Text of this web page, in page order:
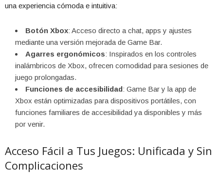
una experiencia cómoda e intuitiva:
Botón Xbox: Acceso directo a chat, apps y ajustes
mediante una versión mejorada de Game Bar.
Agarres ergonómicos: Inspirados en los controles
inalámbricos de Xbox, ofrecen comodidad para sesiones de
juego prolongadas.
Funciones de accesibilidad: Game Bar y la app de
Xbox están optimizadas para dispositivos portátiles, con
funciones familiares de accesibilidad ya disponibles y más
por venir.
Acceso Fácil a Tus Juegos: Unificada y Sin
Complicaciones